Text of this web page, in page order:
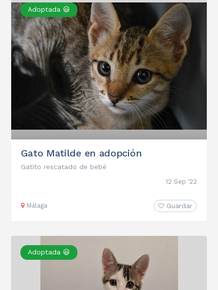
Adoptada 😃
Gato Matilde en adopción
Gatito rescatado de bebé
12 Sep '22
Málaga Guardar
Adoptada 😃